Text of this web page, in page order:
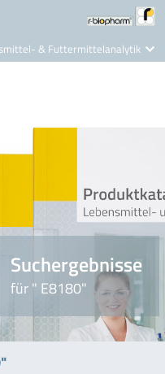
& Futtermittelanalytik
Care
Suchergebnisse
für " E8180"